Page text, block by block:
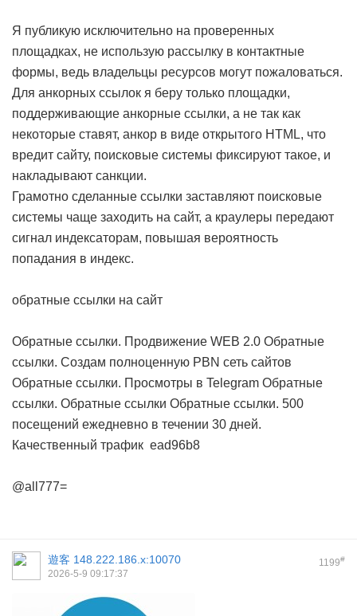
Я публикую исключительно на проверенных
площадках, не использую рассылку в контактные
формы, ведь владельцы ресурсов могут пожаловаться.
Для анкорных ссылок я беру только площадки,
поддерживающие анкорные ссылки, а не так как
некоторые ставят, анкор в виде открытого HTML, что
вредит сайту, поисковые системы фиксируют такое, и
накладывают санкции.
Грамотно сделанные ссылки заставляют поисковые
системы чаще заходить на сайт, а краулеры передают
сигнал индексаторам, повышая вероятность
попадания в индекс.
обратные ссылки на сайт
Обратные ссылки. Продвижение WEB 2.0 Обратные
ссылки. Создам полноценную PBN сеть сайтов
Обратные ссылки. Просмотры в Telegram Обратные
ссылки. Обратные ссылки Обратные ссылки. 500
посещений ежедневно в течении 30 дней.
Качественный трафик ead96b8
@all777=
1199#
遊客 148.222.186.x:10070
2026-5-9 09:17:37